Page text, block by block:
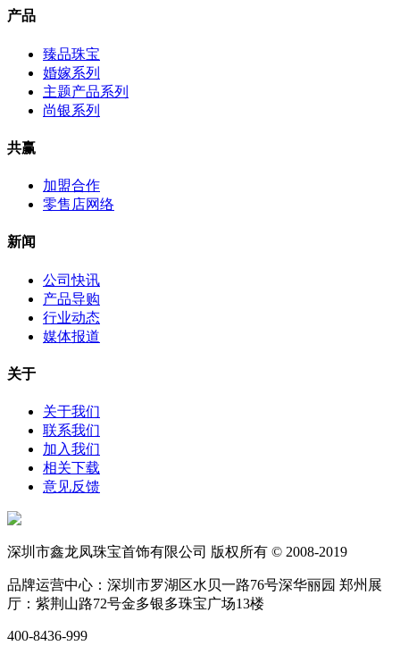
产品
臻品珠宝
婚嫁系列
主题产品系列
尚银系列
共赢
加盟合作
零售店网络
新闻
公司快讯
产品导购
行业动态
媒体报道
关于
关于我们
联系我们
加入我们
相关下载
意见反馈
深圳市鑫龙凤珠宝首饰有限公司 版权所有 © 2008-2019
品牌运营中心：深圳市罗湖区水贝一路76号深华丽园 郑州展
厅：紫荆山路72号金多银多珠宝广场13楼
400-8436-999